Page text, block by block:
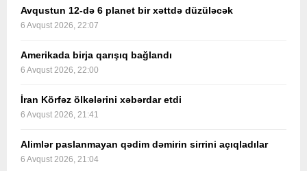
Avqustun 12-də 6 planet bir xəttdə düzüləcək
6 Avqust 2026, 22:07
Amerikada birja qarışıq bağlandı
6 Avqust 2026, 22:00
İran Körfəz ölkələrini xəbərdar etdi
6 Avqust 2026, 21:41
Alimlər paslanmayan qədim dəmirin sirrini açıqladılar
6 Avqust 2026, 21:04